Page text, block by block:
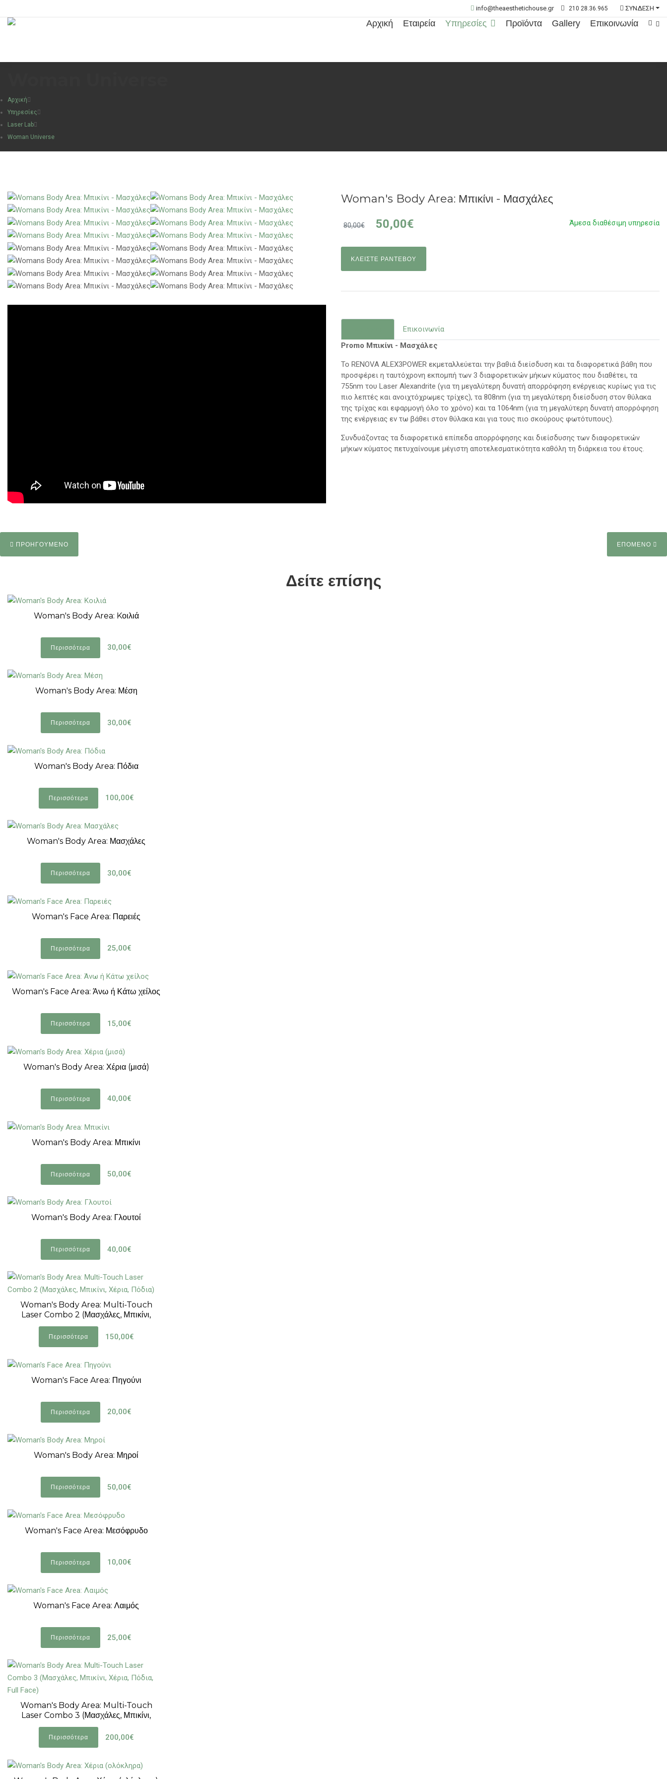
info@theaesthetichouse.gr 210 28.36.965 ΣΥΝΔΕΣΗ
Αρχική Εταιρεία Υπηρεσίες Προϊόντα Gallery Επικοινωνία
Αρχική
Υπηρεσίες
Laser Lab
Woman Universe
Woman's Body Area: Μπικίνι - Μασχάλες
80,00€ 50,00€ Άμεσα διαθέσιμη υπηρεσία
ΚΛΕΙΣΤΕ ΡΑΝΤΕΒΟΥ
Επικοινωνία
Promo Μπικίνι - Μασχάλες
Το RENOVA ALEX3POWER εκμεταλλεύεται την βαθιά διείσδυση και τα διαφορετικά βάθη που
προσφέρει η ταυτόχρονη εκπομπή των 3 διαφορετικών μήκων κύματος που διαθέτει, τα
755nm του Laser Alexandrite (για τη μεγαλύτερη δυνατή απορρόφηση ενέργειας κυρίως για τις
πιο λεπτές και ανοιχτόχρωμες τρίχες), τα 808nm (για τη μεγαλύτερη διείσδυση στον θύλακα
της τρίχας και εφαρμογή όλο το χρόνο) και τα 1064nm (για τη μεγαλύτερη δυνατή απορρόφηση
της ενέργειας εν τω βάθει στον θύλακα και για τους πιο σκούρους φωτότυπους).
Συνδυάζοντας τα διαφορετικά επίπεδα απορρόφησης και διείσδυσης των διαφορετικών
μήκων κύματος πετυχαίνουμε μέγιστη αποτελεσματικότητα καθόλη τη διάρκεια του έτους.
ΠΡΟΗΓΟΥΜΕΝΟ ΕΠΟΜΕΝΟ
Δείτε επίσης
Woman's Body Area: Kοιλιά
Περισσότερα 30,00€
Woman's Body Area: Μέση
Περισσότερα 30,00€
Woman's Body Area: Πόδια
Περισσότερα 100,00€
Woman's Body Area: Μασχάλες
Περισσότερα 30,00€
Woman's Face Area: Παρειές
Περισσότερα 25,00€
Woman's Face Area: Άνω ή Κάτω χείλος
Περισσότερα 15,00€
Woman's Body Area: Χέρια (μισά)
Περισσότερα 40,00€
Woman's Body Area: Μπικίνι
Περισσότερα 50,00€
Woman's Body Area: Γλουτοί
Περισσότερα 40,00€
Woman's Body Area: Multi-Touch
Laser Combo 2 (Μασχάλες, Μπικίνι,
Χέρια, Πόδια)
Περισσότερα 150,00€
Woman's Face Area: Πηγούνι
Περισσότερα 20,00€
Woman's Body Area: Μηροί
Περισσότερα 50,00€
Woman's Face Area: Μεσόφρυδο
Περισσότερα 10,00€
Woman's Face Area: Λαιμός
Περισσότερα 25,00€
Woman's Body Area: Multi-Touch
Laser Combo 3 (Μασχάλες, Μπικίνι,
Χέρια, Πόδια, Full Face)
Περισσότερα 200,00€